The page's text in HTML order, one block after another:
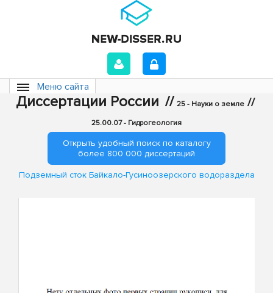
Меню сайта
Диссертации России // 25 - Науки о земле //
25.00.07 - Гидрогеология
Открыть удобный поиск по каталогу
более 800 000 диссертаций
Подземный сток Байкало-Гусиноозерского водораздела